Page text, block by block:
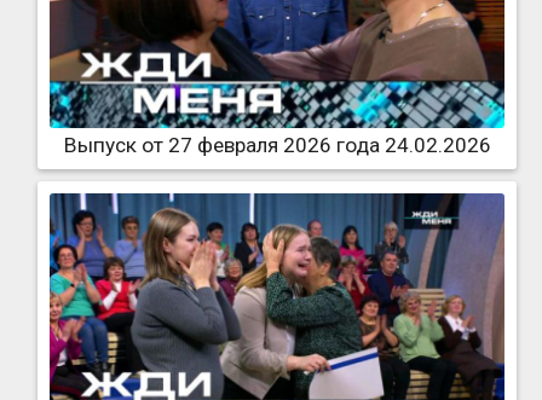
Выпуск от 27 февраля 2026 года 24.02.2026